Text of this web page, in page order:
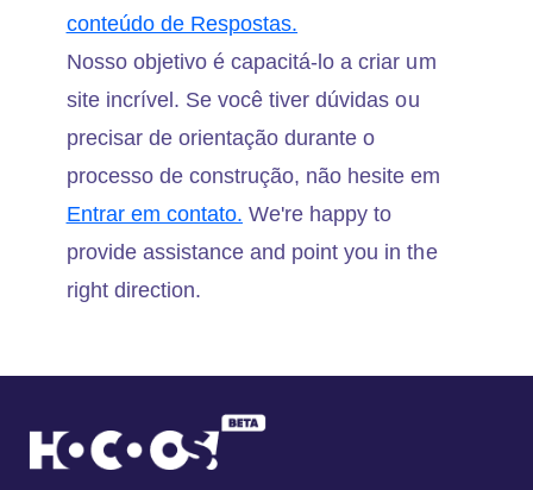
conteúdo de Respostas.
Nosso objetivo é capacitá-lo a criar um
site incrível. Se você tiver dúvidas ou
precisar de orientação durante o
processo de construção, não hesite em
Entrar em contato. We're happy to
provide assistance and point you in the
right direction.